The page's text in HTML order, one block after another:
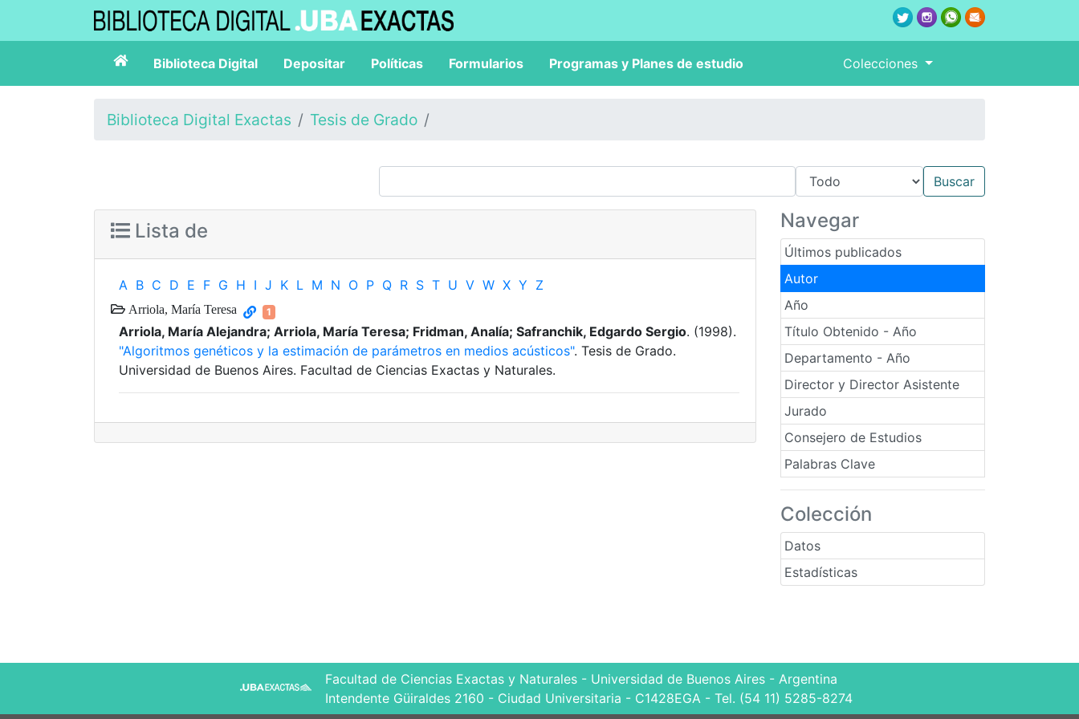
Biblioteca Digital Depositar Políticas Formularios Programas y Planes de estudio Colecciones
Biblioteca Digital Exactas Tesis de Grado
Navegar
Últimos publicados
Autor
Año
Título Obtenido - Año
Departamento - Año
Director y Director Asistente
Jurado
Consejero de Estudios
Palabras Clave
Colección
Datos
Estadísticas
Lista de
A B C D E F G H I J K L M N O P Q R S T U V W X Y Z
Arriola, María Teresa 1
Arriola, María Alejandra; Arriola, María Teresa; Fridman, Analía; Safranchik, Edgardo Sergio. (1998).
"Algoritmos genéticos y la estimación de parámetros en medios acústicos". Tesis de Grado.
Universidad de Buenos Aires. Facultad de Ciencias Exactas y Naturales.
Facultad de Ciencias Exactas y Naturales - Universidad de Buenos Aires - Argentina
Intendente Güiraldes 2160 - Ciudad Universitaria - C1428EGA - Tel. (54 11) 5285-8274